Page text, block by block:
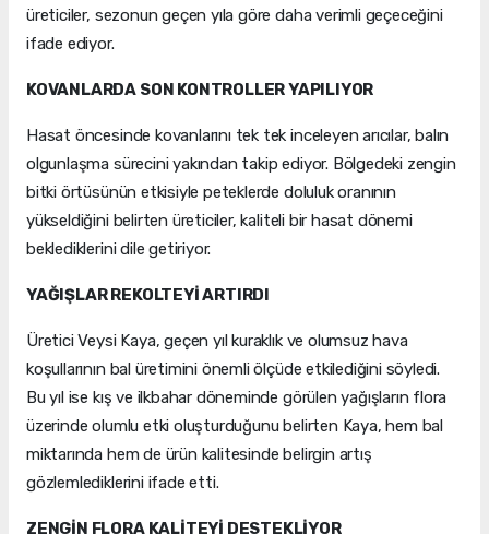
üreticiler, sezonun geçen yıla göre daha verimli geçeceğini
ifade ediyor.
KOVANLARDA SON KONTROLLER YAPILIYOR
Hasat öncesinde kovanlarını tek tek inceleyen arıcılar, balın
olgunlaşma sürecini yakından takip ediyor. Bölgedeki zengin
bitki örtüsünün etkisiyle peteklerde doluluk oranının
yükseldiğini belirten üreticiler, kaliteli bir hasat dönemi
beklediklerini dile getiriyor.
YAĞIŞLAR REKOLTEYİ ARTIRDI
Üretici Veysi Kaya, geçen yıl kuraklık ve olumsuz hava
koşullarının bal üretimini önemli ölçüde etkilediğini söyledi.
Bu yıl ise kış ve ilkbahar döneminde görülen yağışların flora
üzerinde olumlu etki oluşturduğunu belirten Kaya, hem bal
miktarında hem de ürün kalitesinde belirgin artış
gözlemlediklerini ifade etti.
ZENGİN FLORA KALİTEYİ DESTEKLİYOR